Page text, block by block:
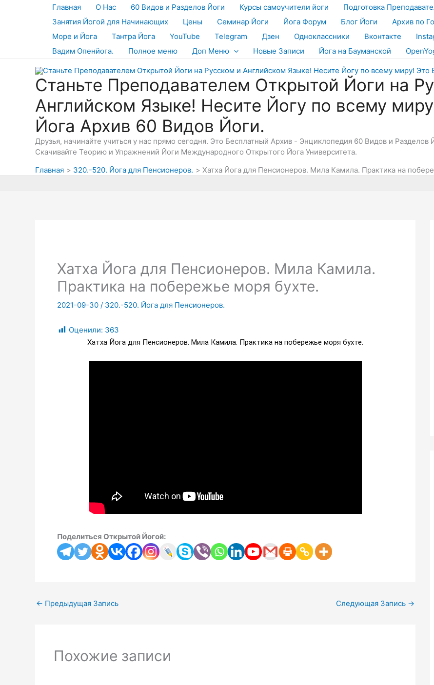
Главная О Нас 60 Видов и Разделов Йоги Курсы самоучители йоги
Подготовка
Занятия Йогой для Начинающих
Цены Семинар Йоги Йога Форум Блог Йоги Архив по
Море и Йога
Тантра Йога YouTube Telegram Дзен Одноклассники Вконтакте
Вадим Опенйога.
Полное меню Доп Меню Новые Записи Йога на Бауманской
Станьте Преподавателем Открытой Йоги на
Английском Языке! Несите Йогу по всему
Йога Архив 60 Видов Йоги.
Друзья, начинайте учиться у нас прямо сегодня. Это Бесплатный Архив - Энциклопедия 60 Видов и
Скачивайте Теорию и Упражнений Йоги Международного Открытого Йога Университета.
Главная
320.-520. Йога для Пенсионеров. Хатха Йога для Пенсионеров. Мила Камила. Практика на
Хатха Йога для Пенсионеров. Мила Камила.
Практика на побережье моря бухте.
2021-09-30 / 320.-520. Йога для Пенсионеров.
Оценили: 363
Хатха Йога для Пенсионеров. Мила Камила. Практика на побережье моря бухте.
Поделиться Открытой Йогой:
← Предыдущая Запись Следующая Запись →
Похожие записи